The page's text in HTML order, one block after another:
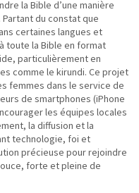
la Bible d’une manière
du constat que
certaines langues et
toute la Bible en format
particulièrement en
comme le kirundi. Ce projet
femmes dans le service de
de smartphones (iPhone
les équipes locales
la diffusion et la
technologie, foi et
précieuse pour rejoindre
forte et pleine de